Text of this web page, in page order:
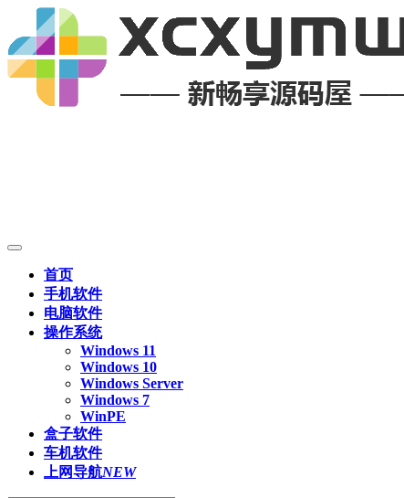
首页
手机软件
电脑软件
操作系统
Windows 11
Windows 10
Windows Server
Windows 7
WinPE
盒子软件
车机软件
上网导航NEW